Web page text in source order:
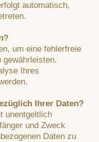
automatisch,
um eine fehlerfreie
gewährleisten.
Ihres
Ihrer Daten?
unentgeltlich
und Zweck
Daten zu